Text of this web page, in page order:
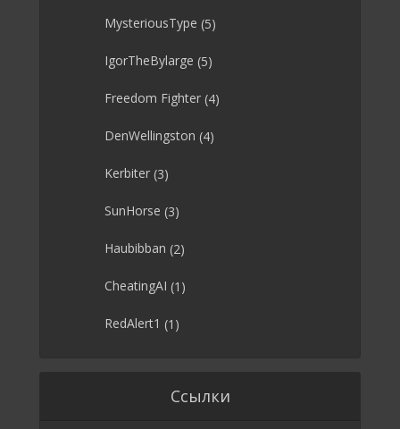
MysteriousType (5)
IgorTheBylarge (5)
Freedom Fighter (4)
DenWellingston (4)
Kerbiter (3)
SunHorse (3)
Haubibban (2)
CheatingAI (1)
RedAlert1 (1)
Ссылки